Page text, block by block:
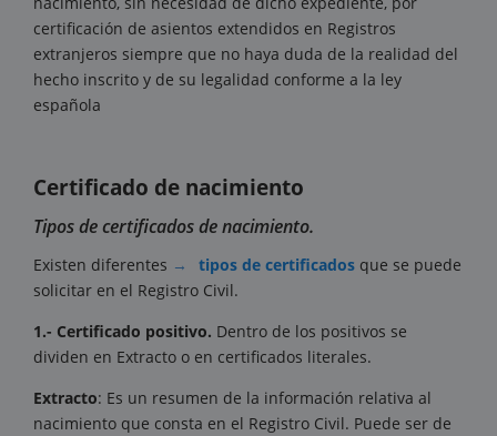
certificación de asientos extendidos en Registros
extranjeros siempre que no haya duda de la realidad del
hecho inscrito y de su legalidad conforme a la ley
española
Certificado de nacimiento
Tipos de certificados de nacimiento.
Existen diferentes tipos de certificadosque se puede
solicitar en el Registro Civil.
1.- Certificado positivo. Dentro de los positivos se
dividen en Extracto o en certificados literales.
Extracto: Es un resumen de la información relativa al
nacimiento que consta en el Registro Civil. Puede ser de